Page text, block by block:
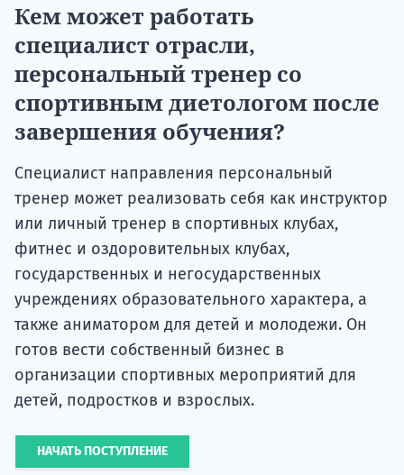
Кем может работать
специалист отрасли,
персональный тренер со
спортивным диетологом после
завершения обучения?
Специалист направления персональный
тренер может реализовать себя как инструктор
или личный тренер в спортивных клубах,
фитнес и оздоровительных клубах,
государственных и негосударственных
учреждениях образовательного характера, а
также аниматором для детей и молодежи. Он
готов вести собственный бизнес в
организации спортивных мероприятий для
детей, подростков и взрослых.
НАЧАТЬ ПОСТУПЛЕНИЕ